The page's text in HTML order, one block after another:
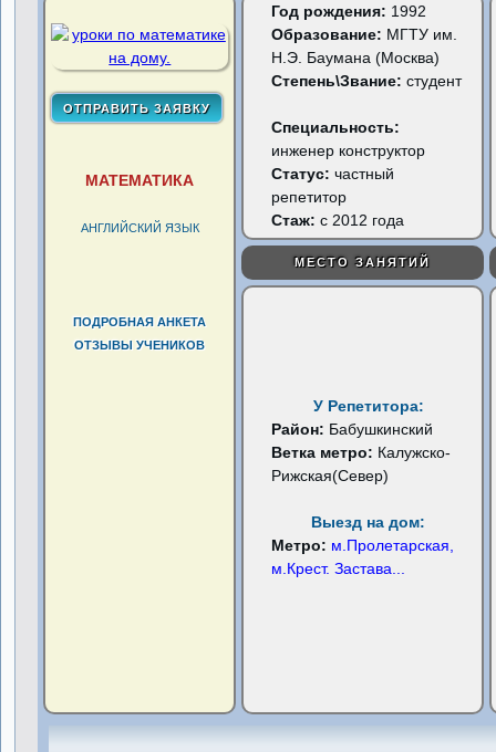
МАТЕМАТИКА
АНГЛИЙСКИЙ ЯЗЫК
ПОДРОБНАЯ АНКЕТА
ОТЗЫВЫ УЧЕНИКОВ
Год рождения: 1992
Образование: МГТУ им.
Н.Э. Баумана (Москва)
Степень\Звание: студент
Специальность:
инженер конструктор
Статус:частный
репетитор
Стаж: с 2012 года
МЕСТО ЗАНЯТИЙ
У Репетитора:
Район: Бабушкинский
Ветка метро: Калужско-
Рижская(Север)
Выезд на дом:
Метро: м.Пролетарская,
м.Крест. Застава